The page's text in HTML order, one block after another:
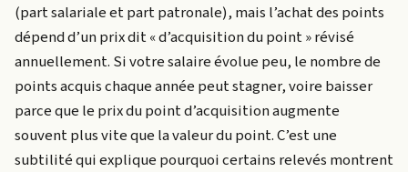
(part salariale et part patronale), mais l’achat des points
dépend d’un prix dit « d’acquisition du point » révisé
annuellement. Si votre salaire évolue peu, le nombre de
points acquis chaque année peut stagner, voire baisser
parce que le prix du point d’acquisition augmente
souvent plus vite que la valeur du point. C’est une
subtilité qui explique pourquoi certains relevés montrent